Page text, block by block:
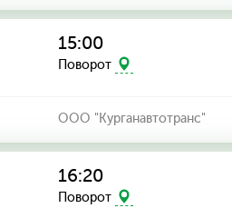
15:00
Поворот
ООО "Курганавтотранс"
16:20
Поворот